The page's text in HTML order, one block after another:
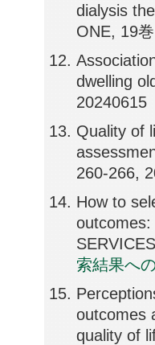
dialysis
ONE, 19
dwelling
20240615
Quality of
260-266,
How to
outcomes:
索結果へ
outcomes
quality of